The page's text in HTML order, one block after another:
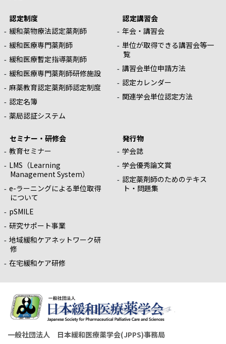
認定制度
緩和薬物療法認定薬剤師
緩和医療専門薬剤師
緩和医療暫定指導薬剤師
緩和医療専門薬剤師研修施設
麻薬教育認定薬剤師認定制度
認定名簿
薬局認証システム
認定講習会
年会・講習会
単位が取得できる講習会等一
覧
講習会単位申請方法
認定カレンダー
関連学会単位認定方法
セミナー・研修会
教育セミナー
LMS（Learning
Management System）
e-ラーニングによる単位取得
について
pSMILE
研究サポート事業
地域緩和ケアネットワーク研
修
在宅緩和ケア研修
発行物
学会誌
学会優秀論文賞
認定薬剤師のためのテキス
ト・問題集
一般社団法人 日本緩和医療薬学会(JPPS)事務局